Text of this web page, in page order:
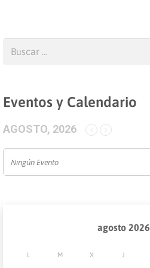
Buscar:
Eventos y Calendario
AGOSTO, 2026
Ningún Evento
agosto 2026
L M X J